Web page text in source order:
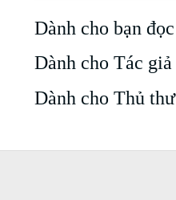
Dành cho bạn đọc
Dành cho Tác giả
Dành cho Thủ thư